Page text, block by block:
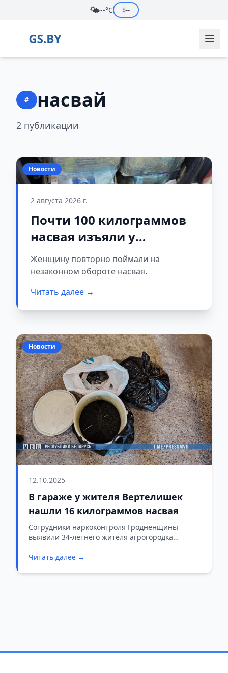
🌤️--°C $--
# насвай
2 публикации
Новости
2 августа 2026 г.
Почти 100 килограммов
насвая изъяли у
жительницы Гродно
Женщину повторно поймали на
незаконном обороте насвая.
Читать далее →
Новости
12.10.2025
В гараже у жителя Вертелишек
нашли 16 килограммов насвая
Сотрудники наркоконтроля Гродненщины
выявили 34-летнего жителя агрогородка
распространением запрещённого табачного
Читать далее →